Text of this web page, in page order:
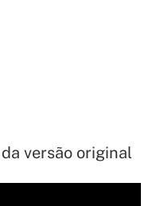
versão original